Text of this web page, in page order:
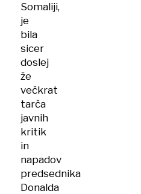
Somaliji,
je
bila
sicer
doslej
že
večkrat
tarča
javnih
kritik
in
napadov
predsednika
Donalda